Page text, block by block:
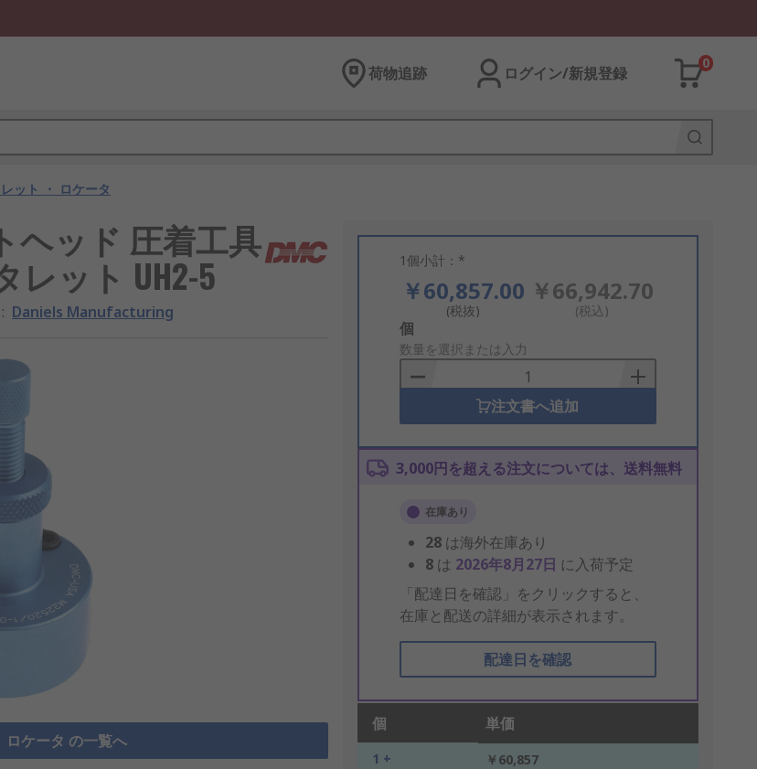
荷物追跡 ログイン/新規登録
0
ット ・ ロケータ
ヘッド 圧着工具
ット UH2-5
: Daniels Manufacturing
ロケータ の一覧へ
1個小計：*
￥60,857.00
(税抜)
￥66,942.70
(税込)
Add
to
Basket
個
数量を選択または入力
注文書へ追加
3,000円を超える注文については、送料無料
在庫あり
28 は海外在庫あり
8 は 2026年8月27日 に入荷予定
「配達日を確認」をクリックすると、
在庫と配送の詳細が表示されます。
配達日を確認
個 単価
1 + ￥60,857